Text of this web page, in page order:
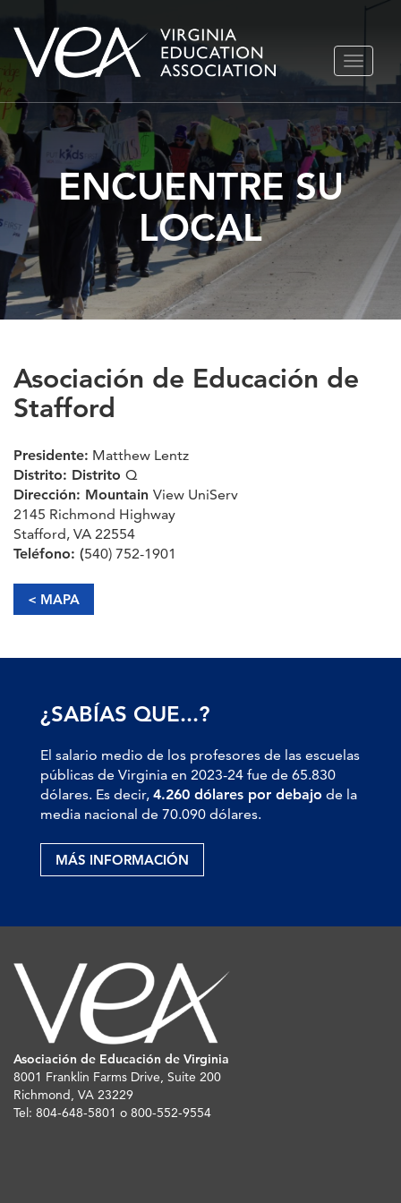
Ir
contenido
ENCUENTRE SU
LOCAL
Asociación de Educación de
Stafford
Presidente: Matthew Lentz
Distrito: Distrito Q
Dirección: Mountain View UniServ
2145 Richmond Highway
Stafford, VA 22554
Teléfono: (540) 752-1901
< MAPA
¿SABÍAS QUE...?
El salario medio de los profesores de las escuelas
públicas de Virginia en 2023-24 fue de 65.830
dólares. Es decir, 4.260 dólares por debajo de la
media nacional de 70.090 dólares.
MÁS INFORMACIÓN
Asociación de Educación de Virginia
8001 Franklin Farms Drive, Suite 200
Richmond, VA 23229
Tel: 804-648-5801 o 800-552-9554